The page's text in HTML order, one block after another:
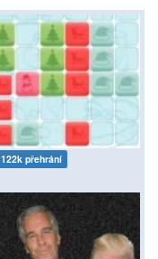
122k přehrání